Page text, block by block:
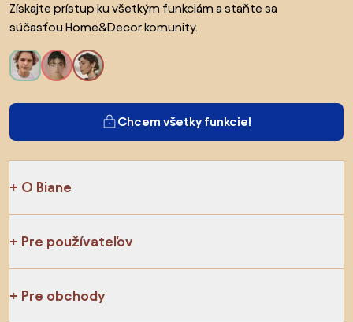
Získajte prístup ku všetkým funkciám a staňte sa
súčasťou Home&Decor komunity.
Chcem všetky funkcie!
O Biane
Pre používateľov
Pre obchody